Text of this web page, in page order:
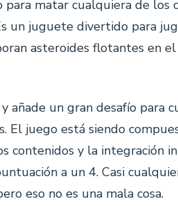
matar cualquiera de los
un juguete divertido para
asteroides flotantes en el
añade un gran desafío para
juego está siendo
contenidos y la integración
a un 4. Casi
eso no es una mala cosa.